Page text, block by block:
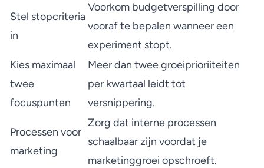
Stel stopcriteria
in
Voorkom budgetverspilling door
vooraf te bepalen wanneer een
experiment stopt.
Kies maximaal
twee
focuspunten
Meer dan twee groeiprioriiteiten
per kwartaal leidt tot
versnippering.
Processen voor
marketing
Zorg dat interne processen
schaalbaar zijn voordat je
marketinggroei opschroeft.